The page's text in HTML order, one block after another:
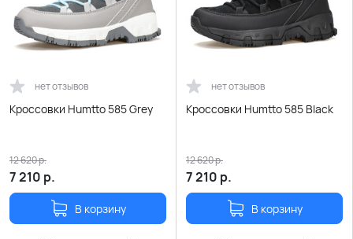
нет отзывов
Кроссовки Humtto 585 Grey
7 210 р.
12 620р.
В корзину
нет отзывов
Кроссовки Humtto 585 Black
7 210 р.
12 620р.
В корзину